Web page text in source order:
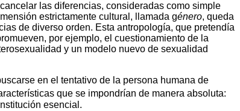
las diferencias, consideradas como simple
estrictamente cultural, llamada género, queda
de diverso orden. Esta antropología, que pretendía
por ejemplo, el cuestionamiento de la
y un modelo nuevo de sexualidad
en el tentativo de la persona humana de
que se impondrían de manera absoluta:
esencial.